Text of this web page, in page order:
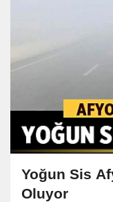
Yoğun Sis
Oluyor